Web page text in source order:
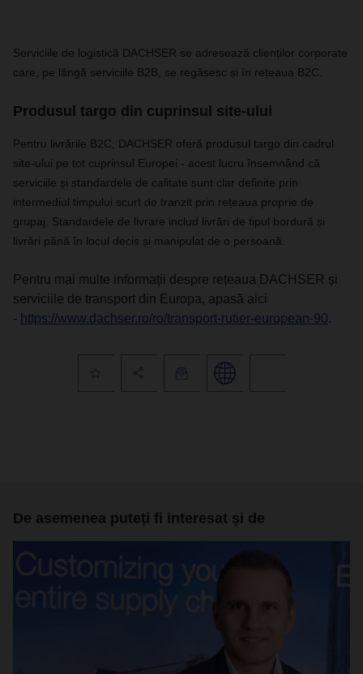
Serviciile de logistică DACHSER se adresează clienților corporate
care, pe lângă serviciile B2B, se regăsesc și în rețeaua B2C.
Produsul targo din cuprinsul site-ului
Pentru livrările B2C, DACHSER oferă produsul targo din cadrul
site-ului pe tot cuprinsul Europei - acest lucru însemnând că
serviciile și standardele de calitate sunt clar definite prin
intermediul timpului scurt de tranzit prin rețeaua proprie de
grupaj. Standardele de livrare includ livrări de tipul bordură și
livrări până în locul decis și manipulat de o persoană.
Pentru mai multe informații despre rețeaua DACHSER și
serviciile de transport din Europa, apasă aici
- https://www.dachser.ro/ro/transport-rutier-european-90.
De asemenea puteți fi interesat și de